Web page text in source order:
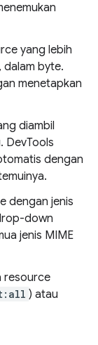
yang lebih
dalam byte.
menetapkan
diambil
DevTools
dengan
dengan jenis
down
jenis MIME
resource
) atau